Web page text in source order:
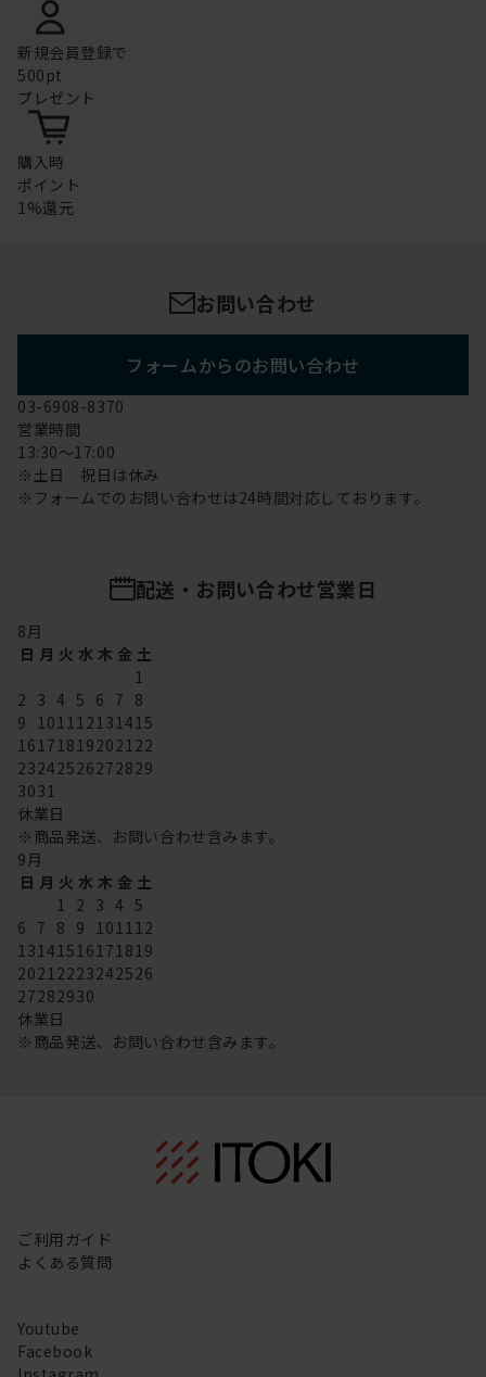
新規会員登録で
500pt
プレゼント
購入時
ポイント
1%還元
お問い合わせ
フォームからのお問い合わせ
03-6908-8370
営業時間
13:30～17:00
※土日 祝日は休み
※フォームでのお問い合わせは24時間対応しております。
配送・お問い合わせ営業日
8 月
日 月 火 水 木 金 土
1
2 3 4 5 6 7 8
9
10 11 12 13 14 15
16 17 18 192021 22
23242526272829
3031
休業日
※商品発送、お問い合わせ含みます。
9 月
日 月 火 水 木 金 土
1
2 3 4 5
6 7 8 9 10 11 12
13 14 15 16 17 18 19
2021 2223242526
27282930
休業日
※商品発送、お問い合わせ含みます。
ご利用ガイド
よくある質問
Youtube
Facebook